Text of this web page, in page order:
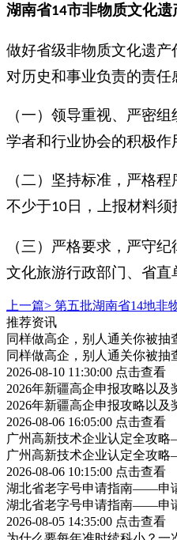
湖南省14市非物质文化遗
做好省级非物质文化遗
对历史和事业负责的责
（一）领导重视、严密
学者和行业协会的积极
（二）坚持标准，严格
不少于10日，上报材料须
（三）严格要求，严守
文化旅游行政部门、省
上一篇> 第五批湖南省14地非
推荐资讯
同样做高企，别人通关你被抽
同样做高企，别人通关你被抽
2026-08-10 11:30:00 点击查看
2026年新疆高企申报攻略以及
2026年新疆高企申报攻略以及
2026-08-06 16:05:00 点击查看
广州高新技术企业认定全攻
广州高新技术企业认定全攻
2026-08-06 10:15:00 点击查看
湖北省老字号申请指南——申
湖北省老字号申请指南——申
2026-08-05 14:35:00 点击查看